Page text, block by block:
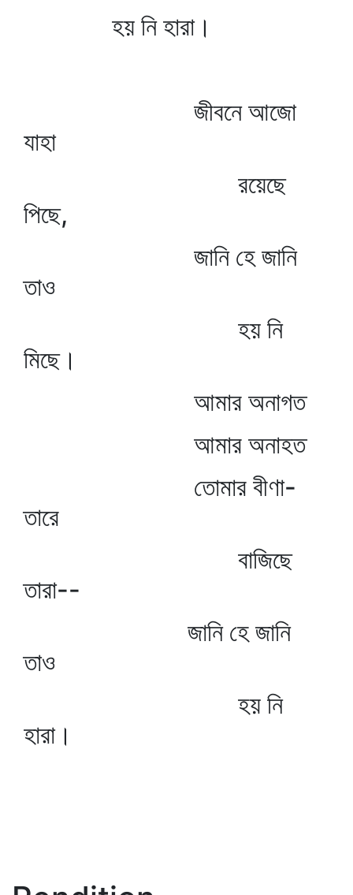
হয় নি হারা।
জীবনে আজো
যাহা
রয়েছে
পিছে,
জানি হে জানি
তাও
হয় নি
মিছে।
আমার অনাগত
আমার অনাহত
তোমার বীণা-
তারে
বাজিছে
তারা--
জানি হে জানি
তাও
হয় নি
হারা।